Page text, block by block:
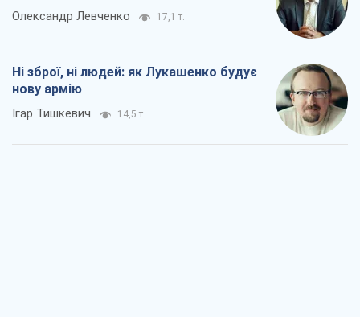
Олександр Левченко 17,1 т.
Ні зброї, ні людей: як Лукашенко будує
нову армію
Ігар Тишкевич 14,5 т.